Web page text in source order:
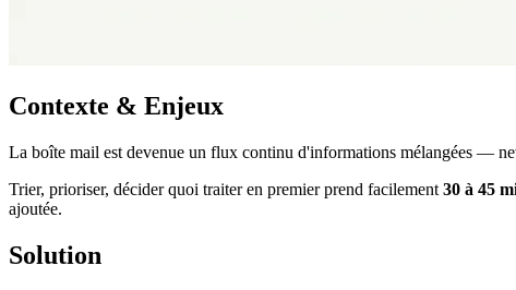
Contexte & Enjeux
La boîte mail est devenue un flux continu d'informations mélangées —
Trier, prioriser, décider quoi traiter en premier prend facilement 30 à 45
ajoutée.
Solution